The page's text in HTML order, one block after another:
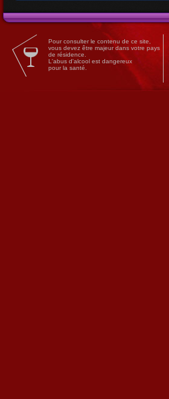
Pour consulter le contenu de ce site,
vous devez être majeur dans votre pays
de résidence.
L'abus d'alcool est dangereux
pour la santé.